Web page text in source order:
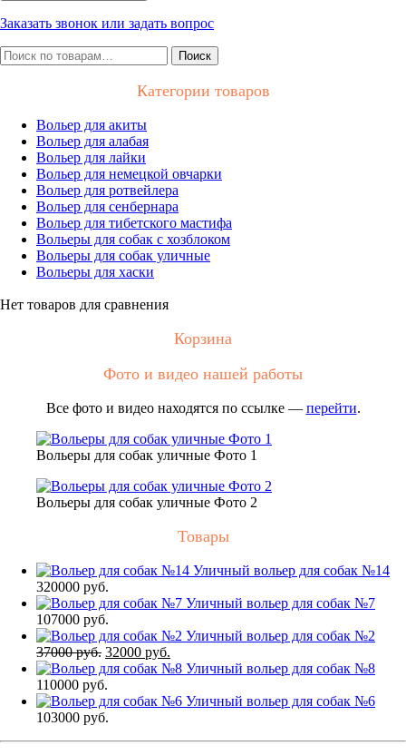
Заказать звонок или задать вопрос
Искать:
Поиск
Категории товаров
Вольер для акиты
Вольер для алабая
Вольер для лайки
Вольер для немецкой овчарки
Вольер для ротвейлера
Вольер для сенбернара
Вольер для тибетского мастифа
Вольеры для собак с хозблоком
Вольеры для собак уличные
Вольеры для хаски
Нет товаров для сравнения
Корзина
Фото и видео нашей работы
Все фото и видео находятся по ссылке — перейти.
Вольеры для собак уличные Фото 1
Вольеры для собак уличные Фото 2
Товары
Уличный вольер для собак №14
320000 руб.
Уличный вольер для собак №7
107000 руб.
Уличный вольер для собак №2
37000руб. Первоначальная
цена
37000 руб..
32000 руб.
цена:Уличный вольер для собак №8
110000 руб.
Уличный вольер для собак №6
103000 руб.